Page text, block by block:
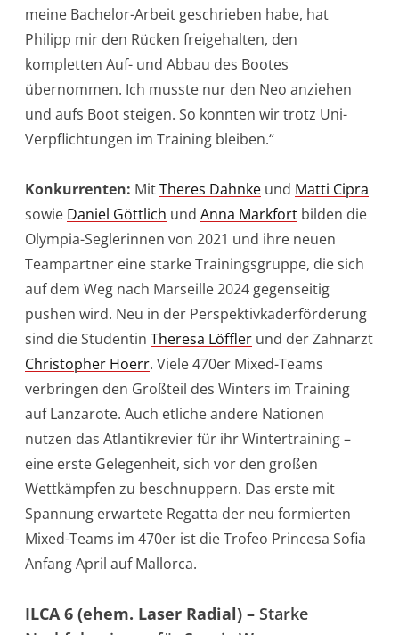
meine Bachelor-Arbeit geschrieben habe, hat
Philipp mir den Rücken freigehalten, den
kompletten Auf- und Abbau des Bootes
übernommen. Ich musste nur den Neo anziehen
und aufs Boot steigen. So konnten wir trotz Uni-
Verpflichtungen im Training bleiben.“
Konkurrenten: MitTheres Dahnke und Matti Cipra
sowie Daniel Göttlich und Anna Markfort bilden die
Olympia-Seglerinnen von 2021 und ihre neuen
Teampartner eine starke Trainingsgruppe, die sich
auf dem Weg nach Marseille 2024 gegenseitig
pushen wird. Neu in der Perspektivkaderförderung
sind die Studentin Theresa Löffler und der Zahnarzt
Christopher Hoerr. Viele 470er Mixed-Teams
verbringen den Großteil des Winters im Training
auf Lanzarote. Auch etliche andere Nationen
nutzen das Atlantikrevier für ihr Wintertraining –
eine erste Gelegenheit, sich vor den großen
Wettkämpfen zu beschnuppern. Das erste mit
Spannung erwartete Regatta der neu formierten
Mixed-Teams im 470er ist die Trofeo Princesa Sofia
Anfang April auf Mallorca.
ILCA 6 (ehem. Laser Radial) – Starke